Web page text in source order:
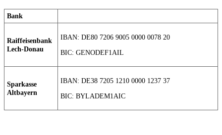
Bank
Raiffeisenbank
Lech-Donau
IBAN: DE80 7206 9005 0000 0078 20
BIC: GENODEF1AIL
Sparkasse
Altbayern
IBAN: DE38 7205 1210 0000 1237 37
BIC: BYLADEM1AIC